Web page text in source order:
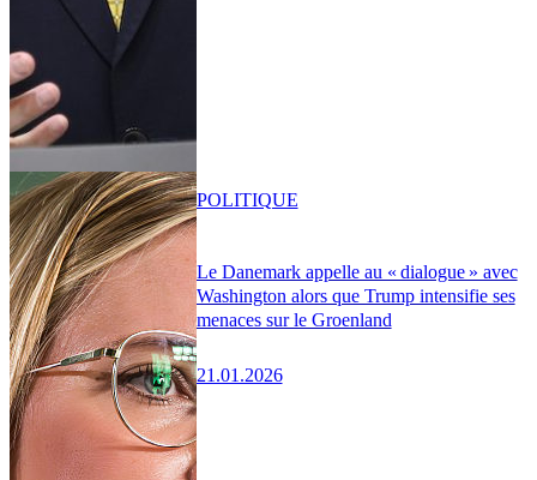
Le Danemark appelle au « dialogue » avec
Washington alors que Trump intensifie ses
menaces sur le Groenland
21.01.2026
POLITIQUE